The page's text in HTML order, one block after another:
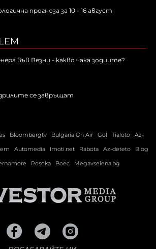
прогноза за 10 - 16 август
във Везни - какво чака зодиите?
се завръщат
Bloombergtv Bulgaria On Air Gol Tialoto
Az-
Automedia Imoti.net Rabota Az-deteto
Blog
Posoka Boec Megavselena.bg